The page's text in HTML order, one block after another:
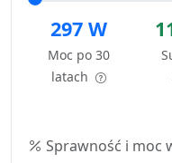
297 W
Moc po 30
latach
Sprawność i moc